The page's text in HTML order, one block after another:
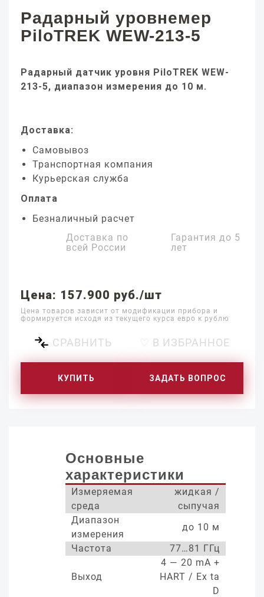
Радарный уровнемер
PiloTREK WEW-213-5
Радарный датчик уровня PiloTREK WEW-
213-5, диапазон измерения до 10 м.
Доставка:
Самовывоз
Транспортная компания
Курьерская служба
Оплата
Безналичный расчет
Доставка по
всей России
Гарантия до 5
лет
Цена: 157.900 руб./шт
Цена товаров зависит от модификации прибора и
формируется исходя из текущего курса евро к рублю
СРАВНИТЬ ♡ В ИЗБРАННОЕ
КУПИТЬ ЗАДАТЬ ВОПРОС
Основные
характеристики
Измеряемая
среда
жидкая /
сыпучая
Диапазон
измерения
до 10 м
Частота
77…81 ГГц
Выход
4 — 20 mA +
HART / Ex ta
D